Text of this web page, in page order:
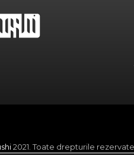
2021. Toate drepturile rezervate.